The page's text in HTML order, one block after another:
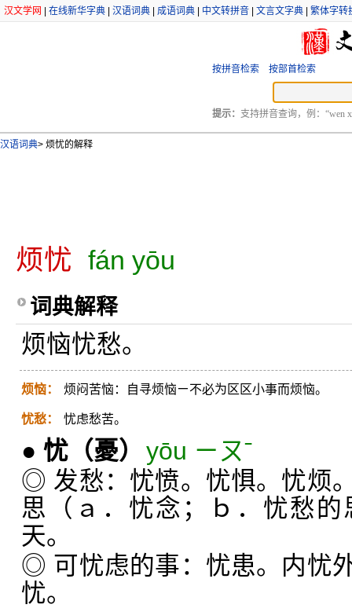
汉文学网 在线新华字典 汉语词典 成语词典 中文转拼音 文言文字典 繁体字转
按拼音检索 按部首检索
提示： 支持拼音查询，例：“wen
汉语词典> 烦忧的解释
烦忧 fán yōu
词典解释
烦恼忧愁。
烦恼： 烦闷苦恼：自寻烦恼ㄧ不必为区区小事而烦恼。
忧愁： 忧虑愁苦。
● 忧 （憂） yōu ㄧㄡˉ
◎ 发愁：忧愤。忧惧。忧烦
思（ａ．忧念；ｂ．忧愁
天。
◎ 可忧虑的事：忧患。内忧
忧。